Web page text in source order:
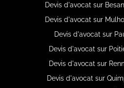
Devis d'avocat sur
Devis d'avocat sur
Devis d'avocat sur
Devis d'avocat sur
Devis d'avocat sur
Devis d'avocat sur